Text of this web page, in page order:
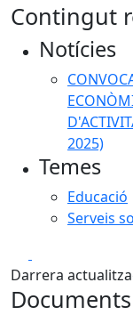
Contingut
Notícies
2025)
Temes
Educació
Serveis
Darrera
Documents